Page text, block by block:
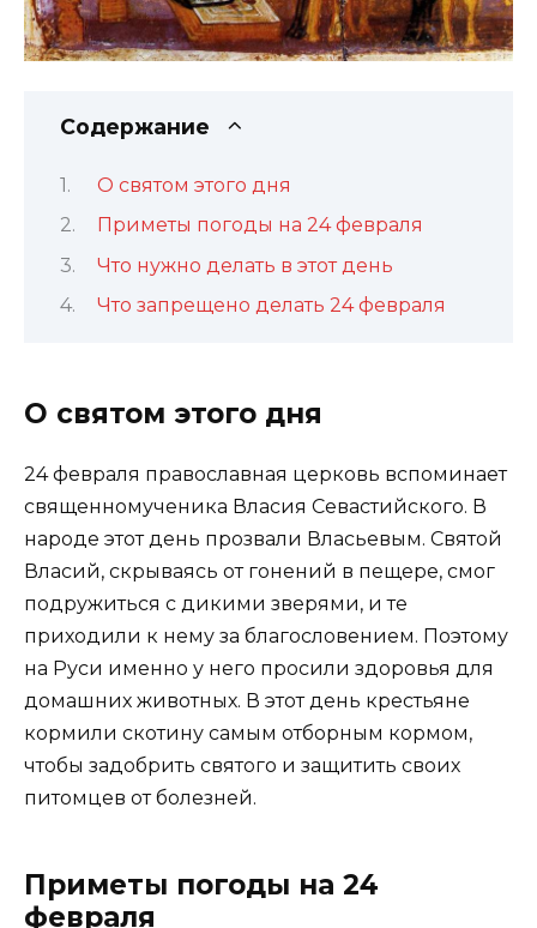
Содержание
О святом этого дня
Приметы погоды на 24 февраля
Что нужно делать в этот день
Что запрещено делать 24 февраля
О святом этого дня
24 февраля православная церковь вспоминает
священномученика Власия Севастийского. В
народе этот день прозвали Власьевым. Святой
Власий, скрываясь от гонений в пещере, смог
подружиться с дикими зверями, и те
приходили к нему за благословением. Поэтому
на Руси именно у него просили здоровья для
домашних животных. В этот день крестьяне
кормили скотину самым отборным кормом,
чтобы задобрить святого и защитить своих
питомцев от болезней.
Приметы погоды на 24
февраля